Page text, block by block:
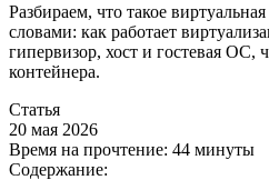
Разбираем, что такое
словами: как работает
гипервизор, хост и гостевая ОС,
контейнера.
Статья
20 мая 2026
Время на прочтение: 44 минуты
Содержание: